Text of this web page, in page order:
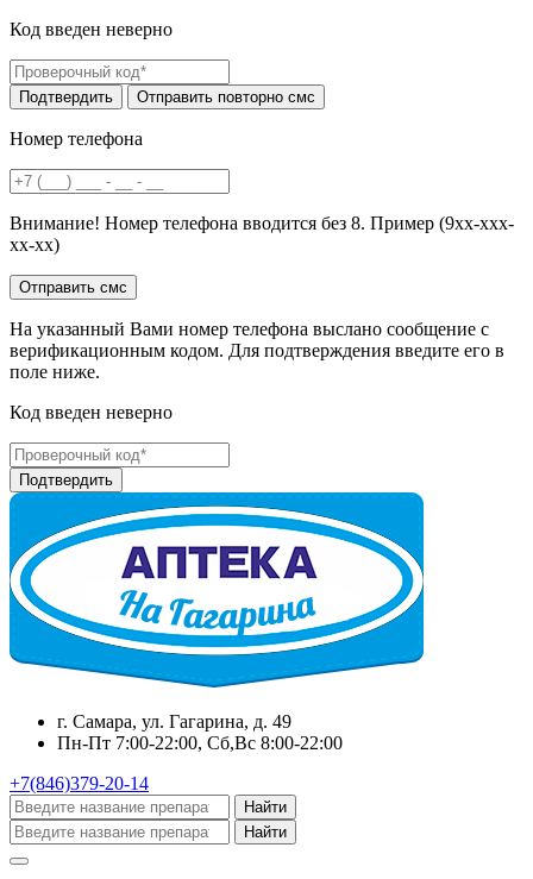
Код введен неверно
Номер телефона
Внимание! Номер телефона вводится без 8. Пример (9хх-ххх-
хх-хх)
На указанный Вами номер телефона выслано сообщение с
верификационным кодом. Для подтверждения введите его в
поле ниже.
Код введен неверно
г. Самара, ул. Гагарина, д. 49
Пн-Пт 7:00-22:00, Сб,Вс 8:00-22:00
+7(846)379-20-14
Найти
Найти